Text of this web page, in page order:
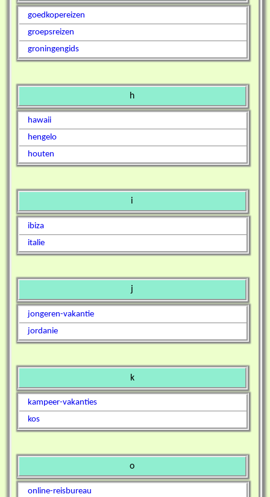
goedkopereizen
groepsreizen
groningengids
h
hawaii
hengelo
houten
i
ibiza
italie
j
jongeren-vakantie
jordanie
k
kampeer-vakanties
kos
o
online-reisbureau